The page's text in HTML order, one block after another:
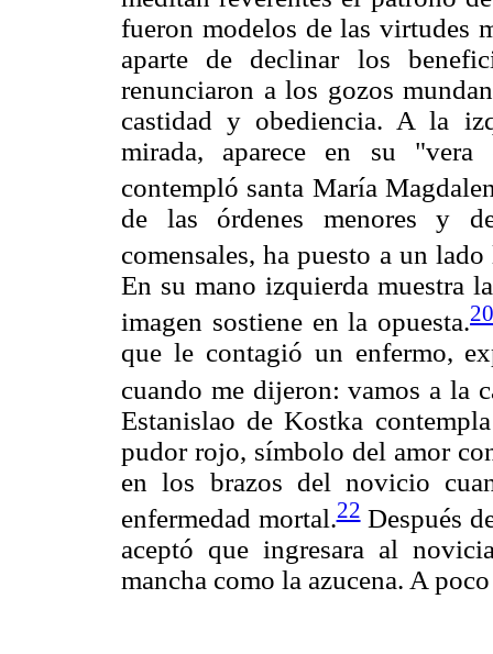
fueron modelos de las virtudes
aparte de declinar los
renunciaron a los gozos
castidad y obediencia. A la
mirada, aparece en su "vera
contempló santa María
de las órdenes menores y
comensales, ha puesto a un
En su mano izquierda muestra
imagen sostiene en la opuesta.
que le contagió un enfermo,
cuando me dijeron: vamos a la
Estanislao de Kostka
pudor rojo, símbolo del amor
en los brazos del novicio
enfermedad mortal.22Después
aceptó que ingresara al
mancha como la azucena. A